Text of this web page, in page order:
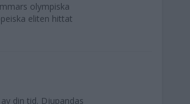
olympiska
eliten hittat
din tid. Djupandas